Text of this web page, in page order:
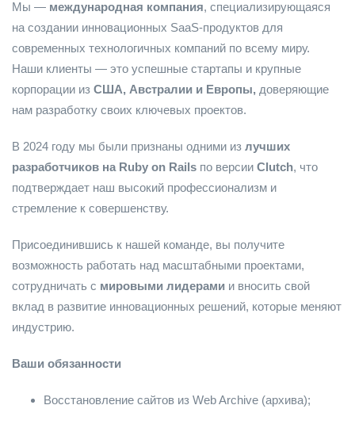
Мы — международная компания, специализирующаяся
на создании инновационных SaaS-продуктов для
современных технологичных компаний по всему миру.
Наши клиенты — это успешные стартапы и крупные
корпорации из США, Австралии и Европы, доверяющие
нам разработку своих ключевых проектов.
В 2024 году мы были признаны одними из лучших
разработчиков на Ruby on Rails по версии Clutch, что
подтверждает наш высокий профессионализм и
стремление к совершенству.
Присоединившись к нашей команде, вы получите
возможность работать над масштабными проектами,
сотрудничать с мировыми лидерами и вносить свой
вклад в развитие инновационных решений, которые меняют
индустрию.
Ваши обязанности
Восстановление сайтов из Web Archive (архива);